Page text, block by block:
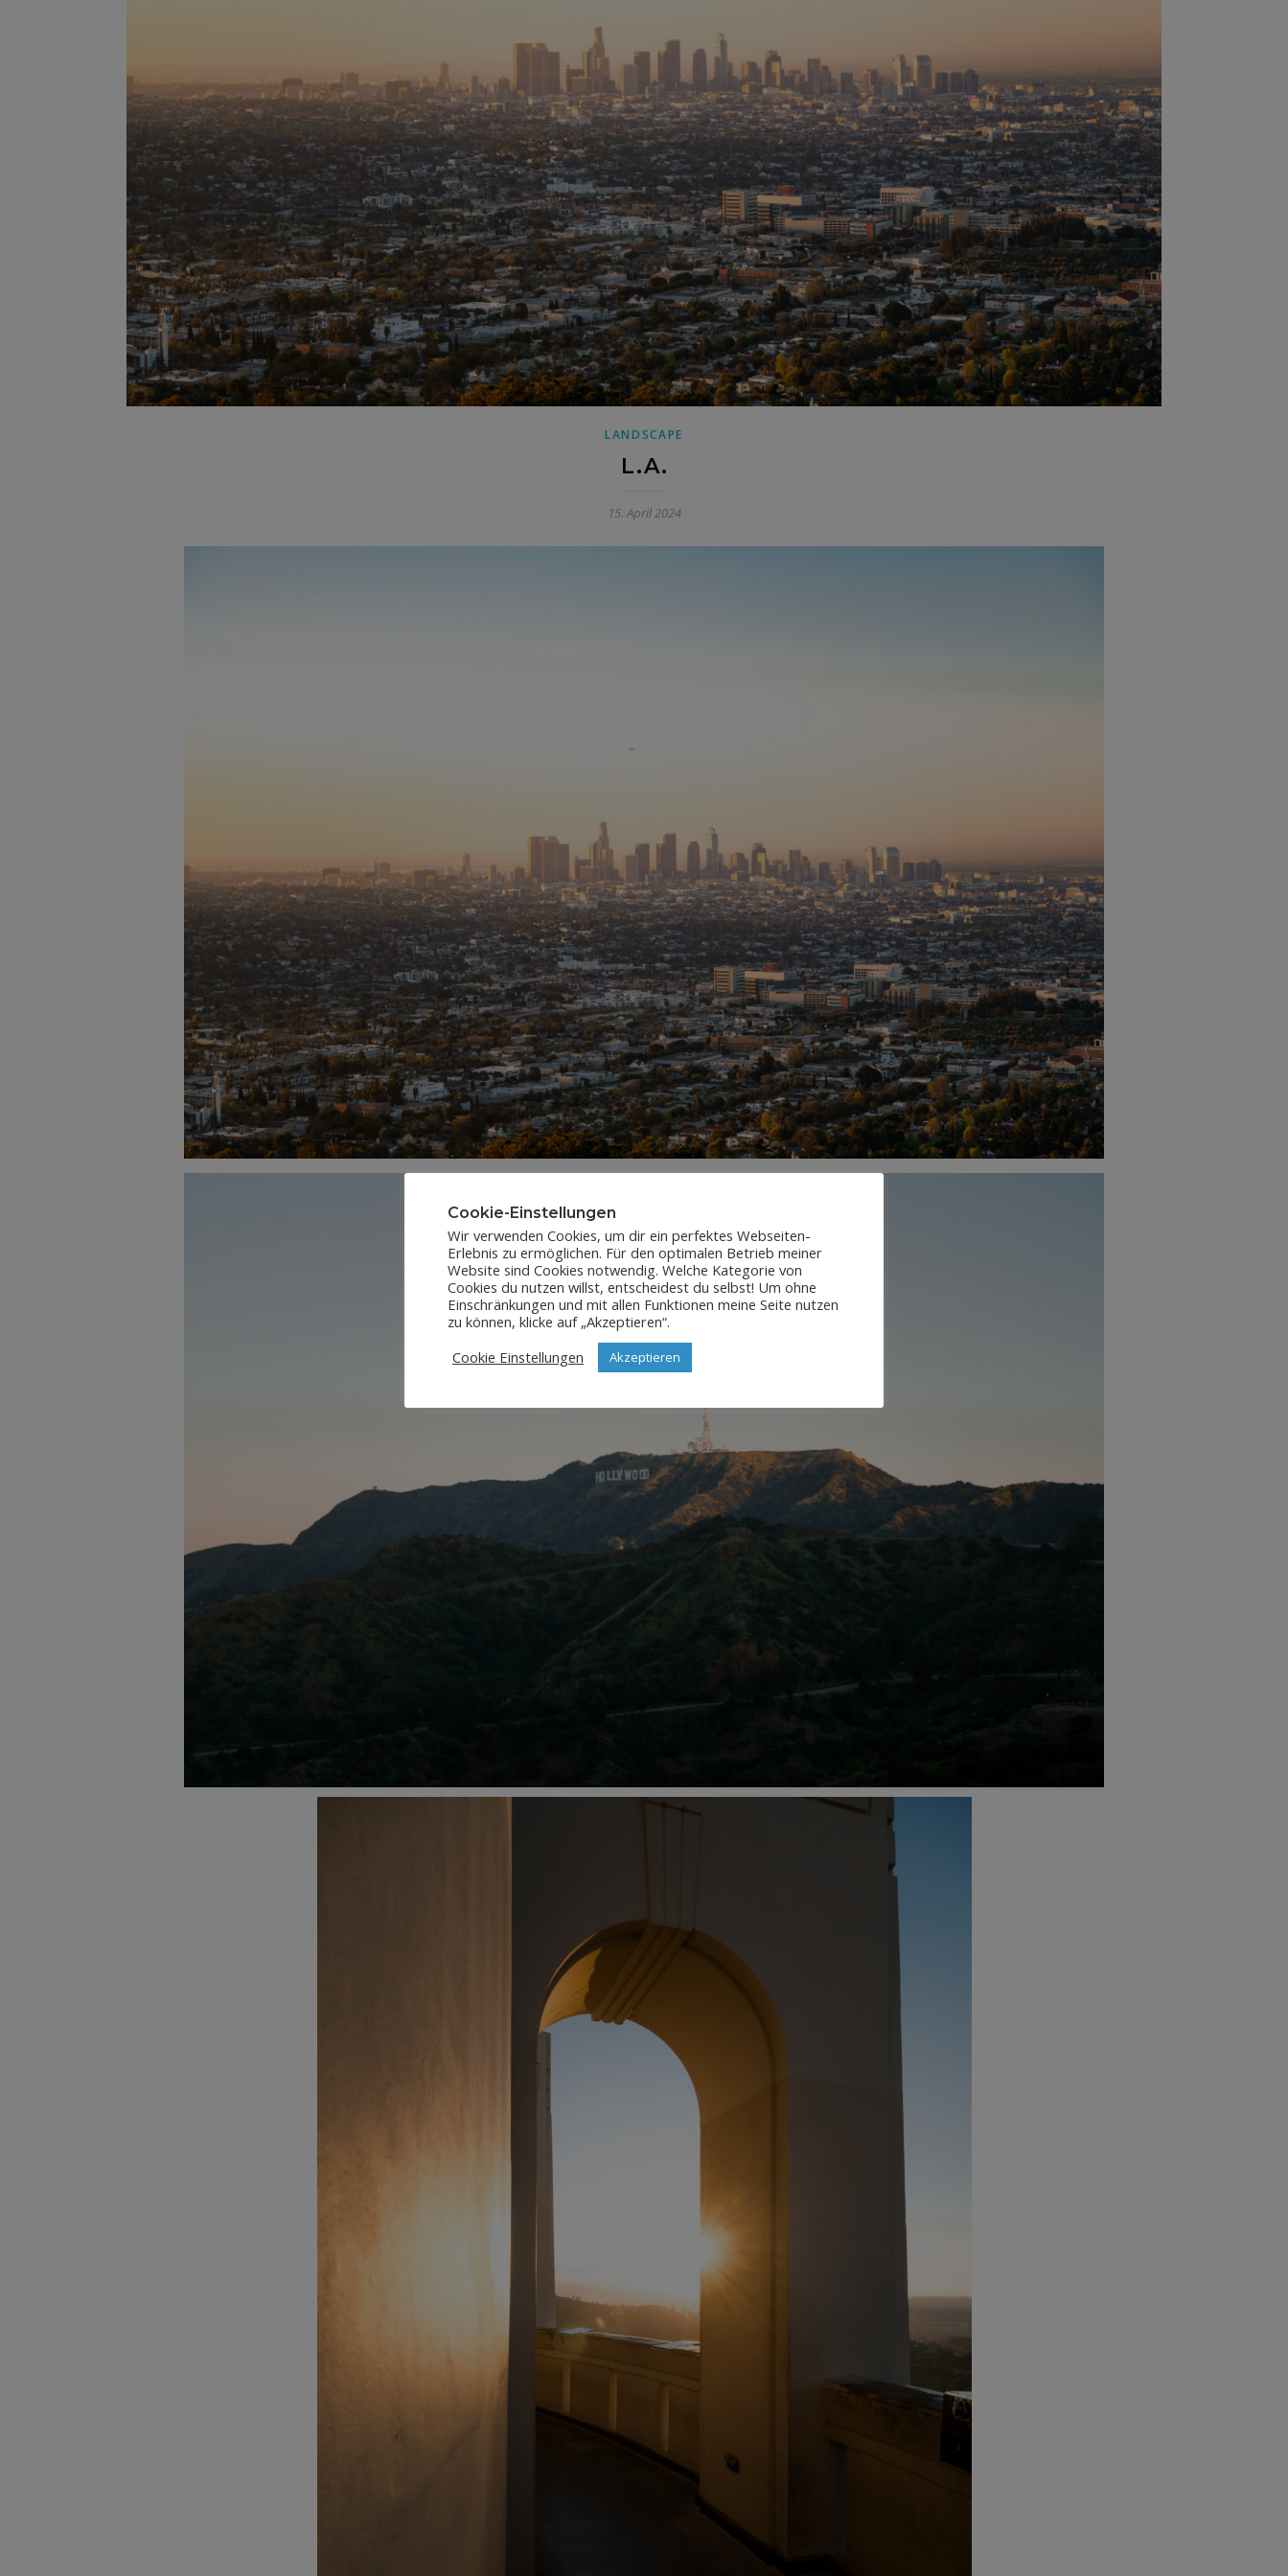
LANDSCAPE
L.A.
15. April 2024
Cookie-Einstellungen
Wir verwenden Cookies, um dir ein perfektes Webseiten-
Erlebnis zu ermöglichen. Für den optimalen Betrieb meiner
Website sind Cookies notwendig. Welche Kategorie von
Cookies du nutzen willst, entscheidest du selbst! Um ohne
Einschränkungen und mit allen Funktionen meine Seite nutzen
zu können, klicke auf „Akzeptieren“.
Cookie Einstellungen
Akzeptieren